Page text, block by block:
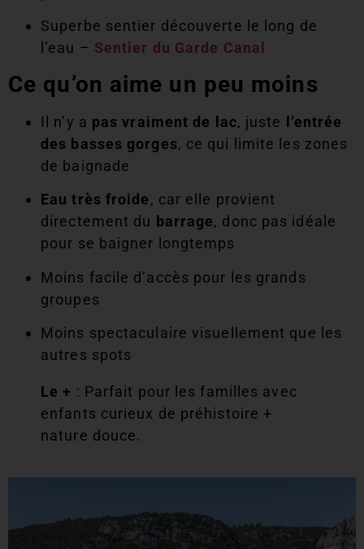
Superbe sentier découverte le long de
l’eau – Sentier du Garde Canal
Ce qu’on aime un peu moins
Il n’y a pas vraiment de lac, juste l’entrée
des basses gorges, ce qui limite les zones
de baignade
Eau très froide, car elle provient
directement du barrage, donc pas idéale
pour se baigner longtemps
Moins facile d’accès pour les grands
groupes
Moins spectaculaire visuellement que les
autres spots
Le + : Parfait pour les familles avec
enfants curieux de préhistoire +
nature douce.